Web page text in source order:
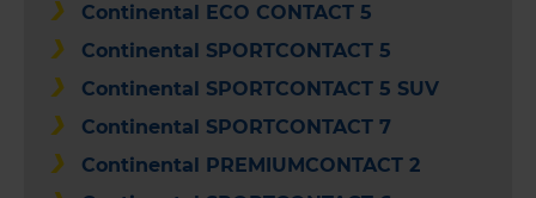
Continental ECO CONTACT 5
Continental SPORTCONTACT 5
Continental SPORTCONTACT 5 SUV
Continental SPORTCONTACT 7
Continental PREMIUMCONTACT 2